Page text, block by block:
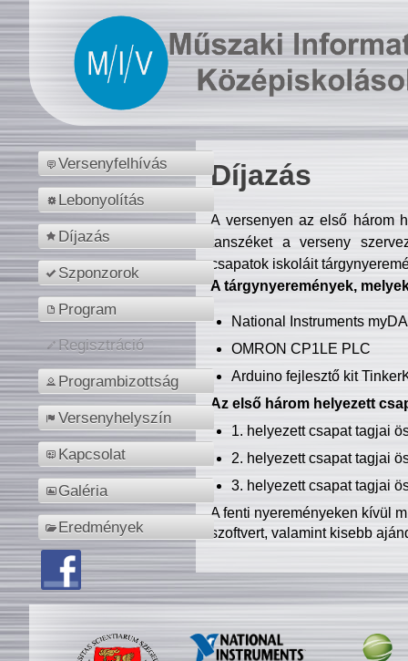
Versenyfelhívás
Lebonyolítás
Díjazás
Szponzorok
Program
Regisztráció
Programbizottság
Versenyhelyszín
Kapcsolat
Galéria
Eredmények
Díjazás
A versenyen az első három
tanszéket a verseny
csapatok iskoláit
A tárgynyeremények,
National Instruments
OMRON CP1LE PLC
Arduino fejlesztő kit
Az első három helyezett
1. helyezett csapat tagjai
2. helyezett csapat tagjai
3. helyezett csapat tagjai
A fenti nyereményeken kívül
szoftvert, valamint kisebb